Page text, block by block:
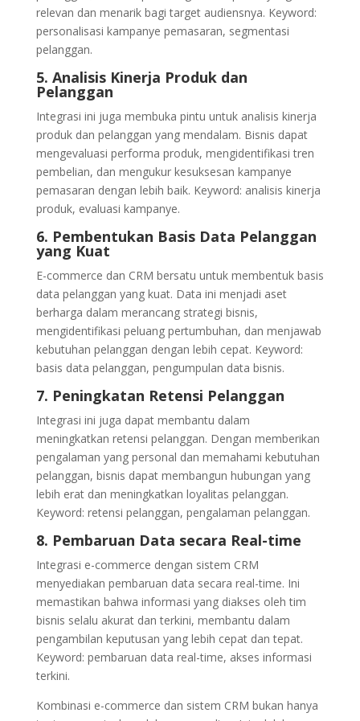
relevan dan menarik bagi target audiensnya. Keyword:
personalisasi kampanye pemasaran, segmentasi
pelanggan.
5. Analisis Kinerja Produk dan
Pelanggan
Integrasi ini juga membuka pintu untuk analisis kinerja
produk dan pelanggan yang mendalam. Bisnis dapat
mengevaluasi performa produk, mengidentifikasi tren
pembelian, dan mengukur kesuksesan kampanye
pemasaran dengan lebih baik. Keyword: analisis kinerja
produk, evaluasi kampanye.
6. Pembentukan Basis Data Pelanggan
yang Kuat
E-commerce dan CRM bersatu untuk membentuk basis
data pelanggan yang kuat. Data ini menjadi aset
berharga dalam merancang strategi bisnis,
mengidentifikasi peluang pertumbuhan, dan menjawab
kebutuhan pelanggan dengan lebih cepat. Keyword:
basis data pelanggan, pengumpulan data bisnis.
7. Peningkatan Retensi Pelanggan
Integrasi ini juga dapat membantu dalam
meningkatkan retensi pelanggan. Dengan memberikan
pengalaman yang personal dan memahami kebutuhan
pelanggan, bisnis dapat membangun hubungan yang
lebih erat dan meningkatkan loyalitas pelanggan.
Keyword: retensi pelanggan, pengalaman pelanggan.
8. Pembaruan Data secara Real-time
Integrasi e-commerce dengan sistem CRM
menyediakan pembaruan data secara real-time. Ini
memastikan bahwa informasi yang diakses oleh tim
bisnis selalu akurat dan terkini, membantu dalam
pengambilan keputusan yang lebih cepat dan tepat.
Keyword: pembaruan data real-time, akses informasi
terkini.
Kombinasi e-commerce dan sistem CRM bukan hanya